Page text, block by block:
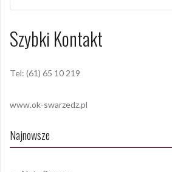
Szybki Kontakt
Tel: (61) 65 10 219
www.ok-swarzedz.pl
Najnowsze